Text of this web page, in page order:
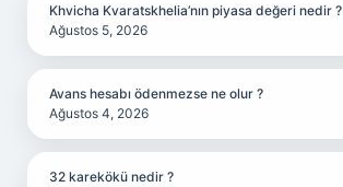
Khvicha Kvaratskhelia’nın piyasa değeri nedir ?
Ağustos 5, 2026
Avans hesabı ödenmezse ne olur ?
Ağustos 4, 2026
32 karekökü nedir ?